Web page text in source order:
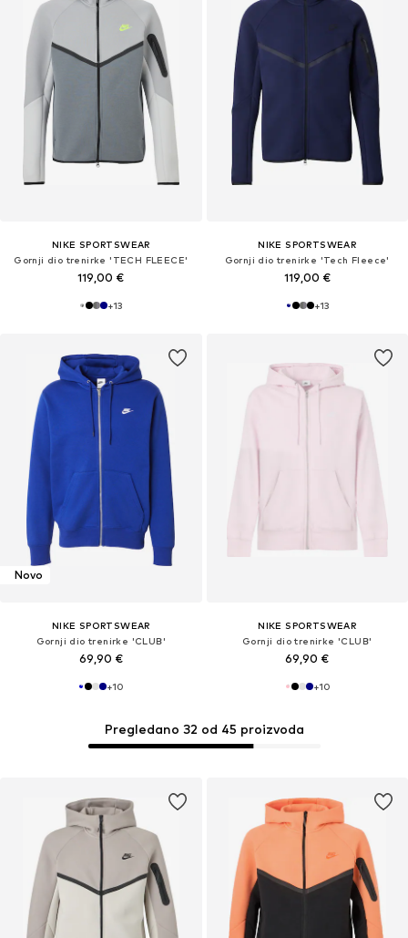
NIKE SPORTSWEAR
Gornji dio trenirke 'TECH FLEECE'
119,00 €
+13
NIKE SPORTSWEAR
Gornji dio trenirke 'Tech Fleece'
119,00 €
+13
Novo
NIKE SPORTSWEAR
Gornji dio trenirke 'CLUB'
69,90 €
+10
NIKE SPORTSWEAR
Gornji dio trenirke 'CLUB'
69,90 €
+10
Pregledano 32 od 45 proizvoda